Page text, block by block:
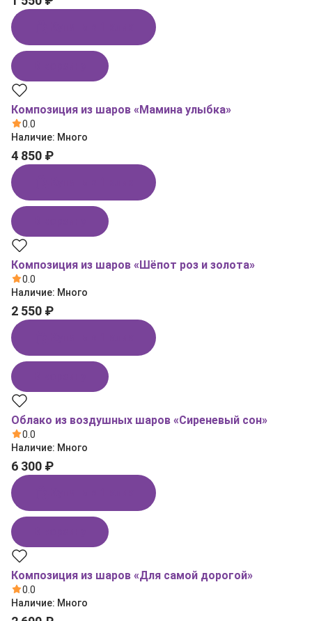
Композиция из шаров «Мамина улыбка»
0.0
Наличие: Много
4 850 ₽
Композиция из шаров «Шёпот роз и золота»
0.0
Наличие: Много
2 550 ₽
Облако из воздушных шаров «Сиреневый сон»
0.0
Наличие: Много
6 300 ₽
Композиция из шаров «Для самой дорогой»
0.0
Наличие: Много